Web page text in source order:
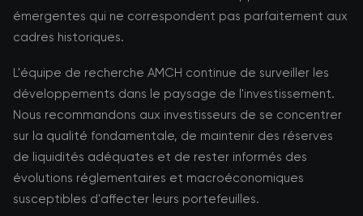
émergentes qui ne correspondent pas parfaitement aux
cadres historiques.
L'équipe de recherche AMCH continue de surveiller les
développements dans le paysage de l'investissement.
Nous recommandons aux investisseurs de se concentrer
sur la qualité fondamentale, de maintenir des réserves
de liquidités adéquates et de rester informés des
évolutions réglementaires et macroéconomiques
susceptibles d'affecter leurs portefeuilles.